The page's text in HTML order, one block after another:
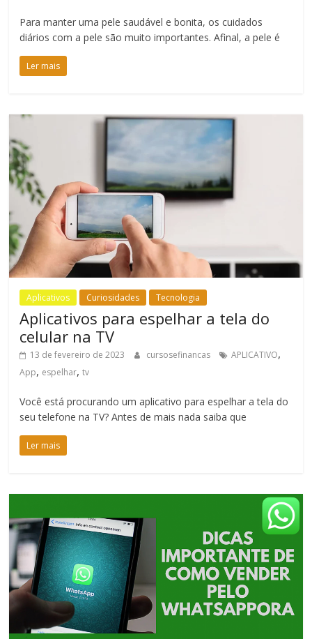
Para manter uma pele saudável e bonita, os cuidados
diários com a pele são muito importantes. Afinal, a pele é
Ler mais
Aplicativos Curiosidades Tecnologia
Aplicativos para espelhar a tela do
celular na TV
13 de fevereiro de 2023 cursosefinancas APLICATIVO,
App, espelhar,tv
Você está procurando um aplicativo para espelhar a tela do
seu telefone na TV? Antes de mais nada saiba que
Ler mais